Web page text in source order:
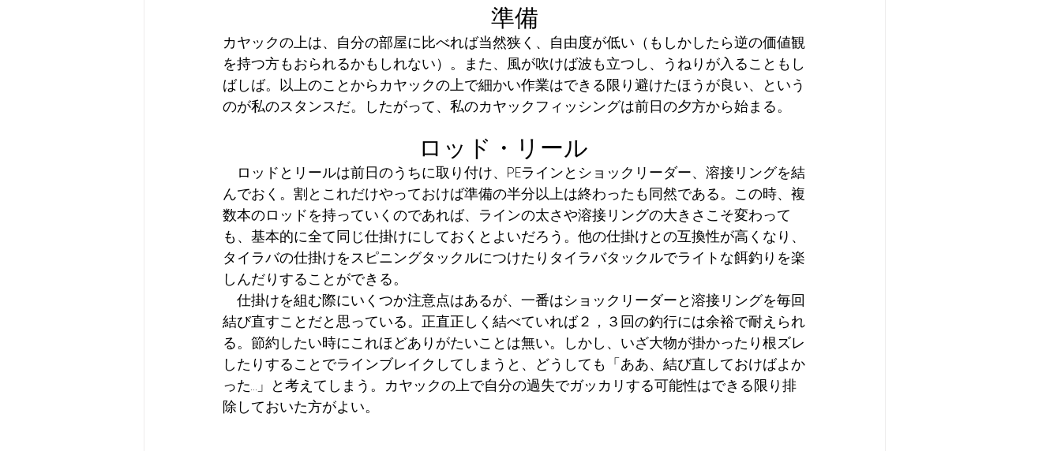
準備
カヤックの上は、自分の部屋に比べれば当然狭く、自由度が低い（もしかしたら逆の価値観
を持つ方もおられるかもしれない）。また、風が吹けば波も立つし、うねりが入ることもし
ばしば。以上のことからカヤックの上で細かい作業はできる限り避けたほうが良い、という
のが私のスタンスだ。したがって、私のカヤックフィッシングは前日の夕方から始まる。
ロッド・リール
ロッドとリールは前日のうちに取り付け、PEラインとショックリーダー、溶接リングを結
んでおく。割とこれだけやっておけば準備の半分以上は終わったも同然である。この時、複
数本のロッドを持っていくのであれば、ラインの太さや溶接リングの大きさこそ変わって
も、基本的に全て同じ仕掛けにしておくとよいだろう。他の仕掛けとの互換性が高くなり、
タイラバの仕掛けをスピニングタックルにつけたりタイラバタックルでライトな餌釣りを楽
しんだりすることができる。
仕掛けを組む際にいくつか注意点はあるが、一番はショックリーダーと溶接リングを毎回
結び直すことだと思っている。正直正しく結べていれば２，３回の釣行には余裕で耐えられ
る。節約したい時にこれほどありがたいことは無い。しかし、いざ大物が掛かったり根ズレ
したりすることでラインブレイクしてしまうと、どうしても「ああ、結び直しておけばよか
った…」と考えてしまう。カヤックの上で自分の過失でガッカリする可能性はできる限り排
除しておいた方がよい。